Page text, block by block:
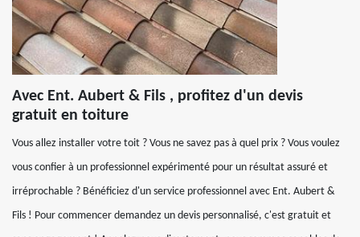
Avec Ent. Aubert & Fils , profitez d'un devis
gratuit en toiture
Vous allez installer votre toit ? Vous ne savez pas à quel prix ? Vous voulez
vous confier à un professionnel expérimenté pour un résultat assuré et
irréprochable ? Bénéficiez d'un service professionnel avec Ent. Aubert &
Fils ! Pour commencer demandez un devis personnalisé, c'est gratuit et